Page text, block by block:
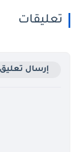
تعليقات
إرسال تعليق